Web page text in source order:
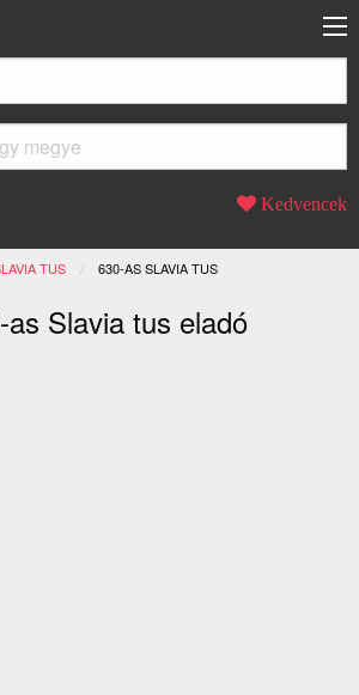
Kedvencek
TUS JELENLEGI:
630-AS SLAVIA TUS
Slavia tus eladó